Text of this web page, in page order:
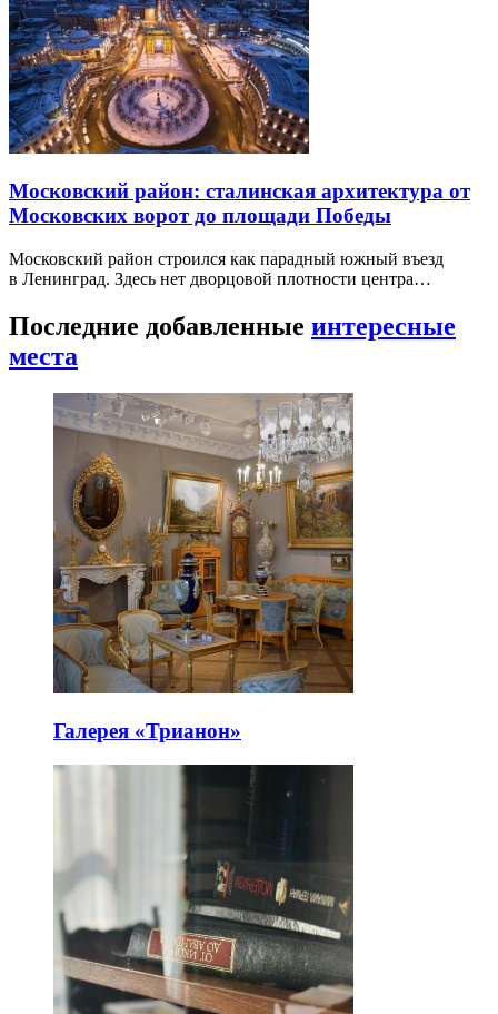
Московский район: сталинская архитектура от
Московских ворот до площади Победы
Московский район строился как парадный южный въезд
в Ленинград. Здесь нет дворцовой плотности центра…
Последние добавленные интересные
места
Галерея «Трианон»